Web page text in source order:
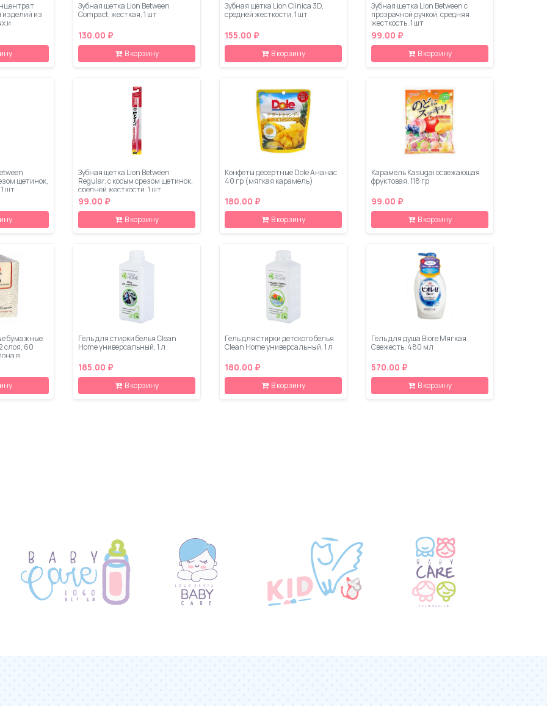
изделий из
и
мл
Зубная щетка Lion Between
Compact, жесткая, 1 шт
130.00 ₽
В корзину
Зубная щетка Lion Clinica 3D,
средней жесткости, 1 шт
155.00 ₽
В корзину
Зубная щетка Lion Between с
прозрачной ручкой, средняя
жесткость, 1 шт
99.00 ₽
В корзину
щетинок,
шт
Зубная щетка Lion Between
Regular, с косым срезом щетинок,
средней жесткости, 1 шт
99.00 ₽
В корзину
Конфеты десертные Dole Ананас
40 гр (мягкая карамель)
180.00 ₽
В корзину
Карамель Kasugai освежающая
фруктовая, 118 гр
99.00 ₽
В корзину
бумажные
слоя, 60
в
Гель для стирки белья Clean
Home универсальный, 1 л
185.00 ₽
В корзину
Гель для стирки детского белья
Clean Home универсальный, 1 л
180.00 ₽
В корзину
Гель для душа Biore Мягкая
Свежесть, 480 мл
570.00 ₽
В корзину